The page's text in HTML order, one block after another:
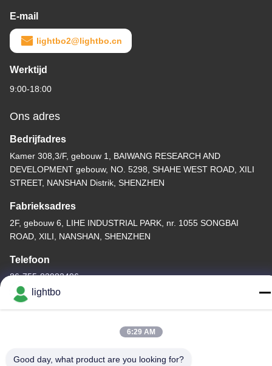
E-mail
lightbo2@lightbo.cn
Werktijd
9:00-18:00
Ons adres
Bedrijfadres
Kamer 308,3/F, gebouw 1, BAIWANG RESEARCH AND
DEVELOPMENT gebouw, NO. 5298, SHAHE WEST ROAD, XILI
STREET, NANSHAN Distrik, SHENZHEN
Fabrieksadres
2F, gebouw 6, LIHE INDUSTRIAL PARK, nr. 1055 SONGBAI
ROAD, XILI, NANSHAN, SHENZHEN
Telefoon
86-755-83983496
© -2026 Shenzhen Guangzhibao Technology Co., Ltd. Allemaal.
lightbo
6:29 AM
Good day, what product are you looking for?